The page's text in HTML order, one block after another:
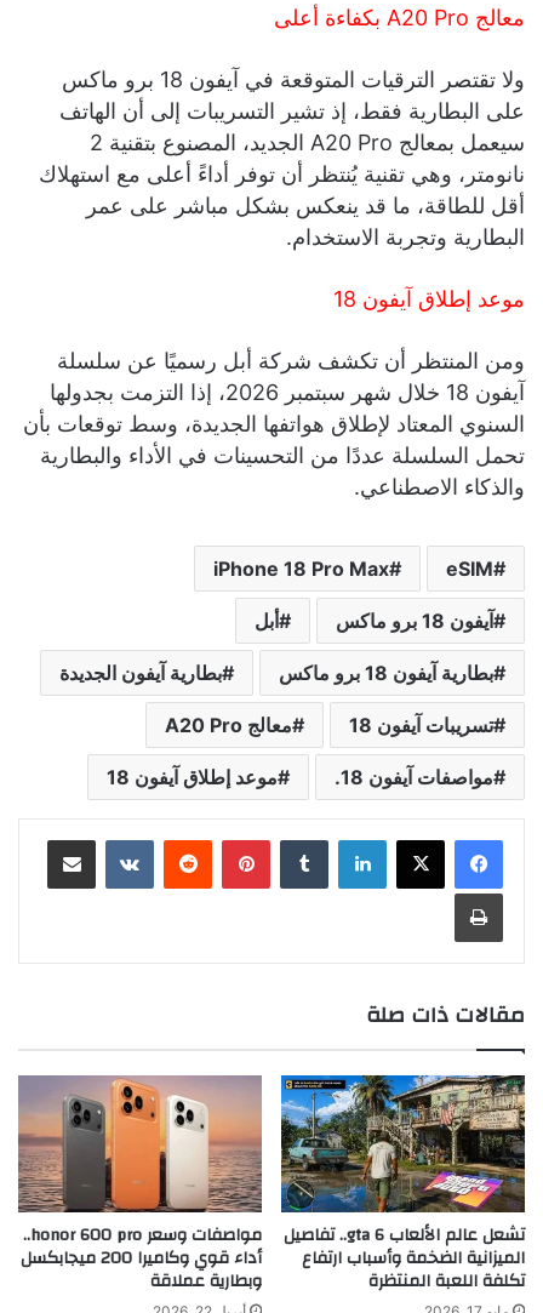
معالج A20 Pro بكفاءة أعلى
ولا تقتصر الترقيات المتوقعة في آيفون 18 برو ماكس
على البطارية فقط، إذ تشير التسريبات إلى أن الهاتف
سيعمل بمعالج A20 Pro الجديد، المصنوع بتقنية 2
نانومتر، وهي تقنية يُنتظر أن توفر أداءً أعلى مع استهلاك
أقل للطاقة، ما قد ينعكس بشكل مباشر على عمر
البطارية وتجربة الاستخدام.
موعد إطلاق آيفون 18
ومن المنتظر أن تكشف شركة أبل رسميًا عن سلسلة
آيفون 18 خلال شهر سبتمبر 2026، إذا التزمت بجدولها
السنوي المعتاد لإطلاق هواتفها الجديدة، وسط توقعات بأن
تحمل السلسلة عددًا من التحسينات في الأداء والبطارية
والذكاء الاصطناعي.
eSIM
iPhone 18 Pro Max
آيفون 18 برو ماكس أبل
بطارية آيفون 18 برو ماكس بطارية آيفون الجديدة
تسريبات آيفون 18 معالج A20 Pro
مواصفات آيفون 18. موعد إطلاق آيفون 18
لينكدإن بينتيريست مشاركة عبر البريد
طباعة
مقالات ذات صلة
تشعل عالم الألعاب gta 6.. تفاصيل
الميزانية الضخمة وأسباب ارتفاع
تكلفة اللعبة المنتظرة
مواصفات وسعر honor 600 pro..
أداء قوي وكاميرا 200 ميجابكسل
وبطارية عملاقة